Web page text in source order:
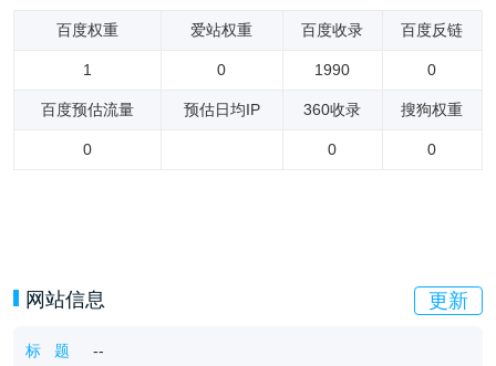
百度权重 爱站权重 百度收录 百度反链
1 0 1990 0
百度预估流量 预估日均IP 360收录 搜狗权重
0 0 0
网站信息 更新
标 题 --